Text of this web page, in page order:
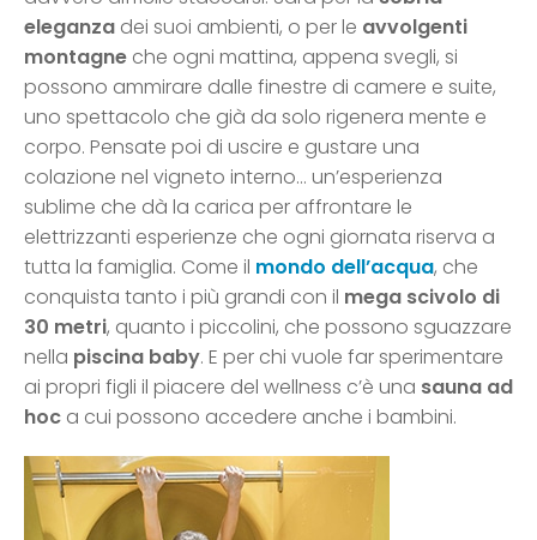
eleganza dei suoi ambienti, o per le avvolgenti
montagne che ogni mattina, appena svegli, si
possono ammirare dalle finestre di camere e suite,
uno spettacolo che già da solo rigenera mente e
corpo. Pensate poi di uscire e gustare una
colazione nel vigneto interno… un’esperienza
sublime che dà la carica per affrontare le
elettrizzanti esperienze che ogni giornata riserva a
tutta la famiglia. Come il mondo dell’acqua, che
conquista tanto i più grandi con il mega scivolo di
30 metri, quanto i piccolini, che possono sguazzare
nella piscina baby. E per chi vuole far sperimentare
ai propri figli il piacere del wellness c’è una sauna ad
hoc a cui possono accedere anche i bambini.